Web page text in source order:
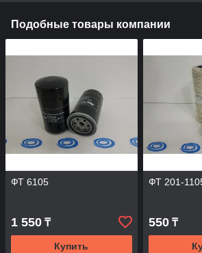
Подобные товары компании
ФТ 6105
1 550 ₸
Купить
ФТ 201-
550₸